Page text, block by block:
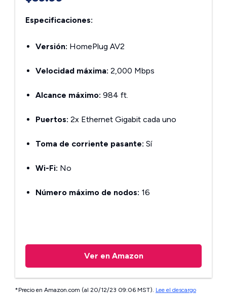
Especificaciones:
Versión: HomePlug AV2
Velocidad máxima: 2,000 Mbps
Alcance máximo: 984 ft.
Puertos: 2x Ethernet Gigabit cada uno
Toma de corriente pasante: Sí
Wi-Fi: No
Número máximo de nodos: 16
Ver en Amazon
*Precio en Amazon.com (al 20/12/23 09:06 MST). Lee el descargo